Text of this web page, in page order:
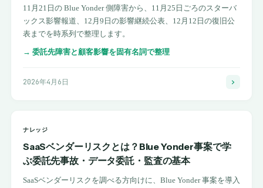
11月21日の Blue Yonder 側障害から、11月25日ごろのスターバ
ックス影響報道、12月9日の影響継続公表、12月12日の復旧公
表までを時系列で整理します。
→ 委託先障害と顧客影響を固有名詞で整理
2026年4月6日
ナレッジ
SaaSベンダーリスクとは？Blue Yonder事案で学
ぶ委託先事故・データ委託・監査の基本
SaaSベンダーリスクを調べる方向けに、Blue Yonder 事案を導入